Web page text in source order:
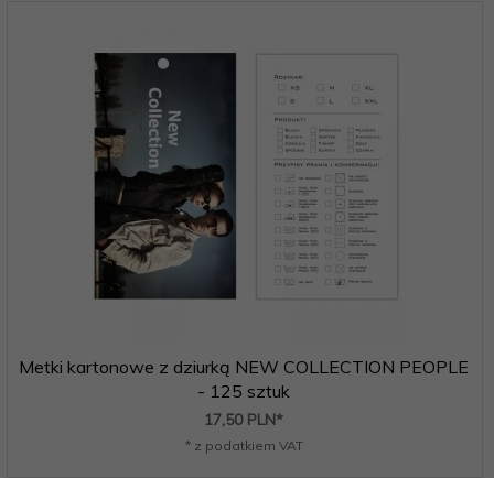
Metki kartonowe z dziurką NEW COLLECTION PEOPLE
- 125 sztuk
17,50 PLN*
* z podatkiem VAT